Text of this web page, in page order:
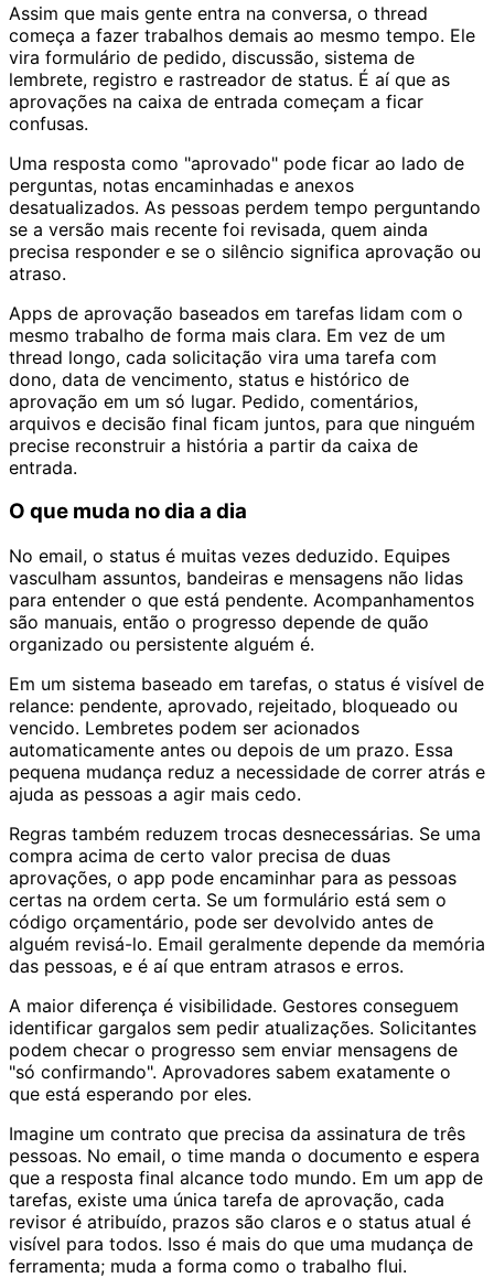
Assim que mais gente entra na conversa, o thread
começa a fazer trabalhos demais ao mesmo tempo. Ele
vira formulário de pedido, discussão, sistema de
lembrete, registro e rastreador de status. É aí que as
aprovações na caixa de entrada começam a ficar
confusas.
Uma resposta como "aprovado" pode ficar ao lado de
perguntas, notas encaminhadas e anexos
desatualizados. As pessoas perdem tempo perguntando
se a versão mais recente foi revisada, quem ainda
precisa responder e se o silêncio significa aprovação ou
atraso.
Apps de aprovação baseados em tarefas lidam com o
mesmo trabalho de forma mais clara. Em vez de um
thread longo, cada solicitação vira uma tarefa com
dono, data de vencimento, status e histórico de
aprovação em um só lugar. Pedido, comentários,
arquivos e decisão final ficam juntos, para que ninguém
precise reconstruir a história a partir da caixa de
entrada.
O que muda no dia a dia
No email, o status é muitas vezes deduzido. Equipes
vasculham assuntos, bandeiras e mensagens não lidas
para entender o que está pendente. Acompanhamentos
são manuais, então o progresso depende de quão
organizado ou persistente alguém é.
Em um sistema baseado em tarefas, o status é visível de
relance: pendente, aprovado, rejeitado, bloqueado ou
vencido. Lembretes podem ser acionados
automaticamente antes ou depois de um prazo. Essa
pequena mudança reduz a necessidade de correr atrás e
ajuda as pessoas a agir mais cedo.
Regras também reduzem trocas desnecessárias. Se uma
compra acima de certo valor precisa de duas
aprovações, o app pode encaminhar para as pessoas
certas na ordem certa. Se um formulário está sem o
código orçamentário, pode ser devolvido antes de
alguém revisá-lo. Email geralmente depende da memória
das pessoas, e é aí que entram atrasos e erros.
A maior diferença é visibilidade. Gestores conseguem
identificar gargalos sem pedir atualizações. Solicitantes
podem checar o progresso sem enviar mensagens de
"só confirmando". Aprovadores sabem exatamente o
que está esperando por eles.
Imagine um contrato que precisa da assinatura de três
pessoas. No email, o time manda o documento e espera
que a resposta final alcance todo mundo. Em um app de
tarefas, existe uma única tarefa de aprovação, cada
revisor é atribuído, prazos são claros e o status atual é
visível para todos. Isso é mais do que uma mudança de
ferramenta; muda a forma como o trabalho flui.